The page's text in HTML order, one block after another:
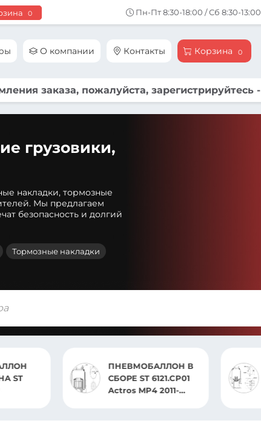
0 Пн-Пт 8:30-18:00 / Сб 8:30-13:00
О компании Контакты Корзина 0
заказа, пожалуйста, зарегистрируйтесь -
грузовики,
накладки, тормозные
Мы предлагаем
безопасность и долгий
Тормозные накладки
В
6121.CP01
2011-
ПНЕВМОБАЛЛОН
СБОРЕ 91209.CS
Trailer / ZORZI.Trailer /